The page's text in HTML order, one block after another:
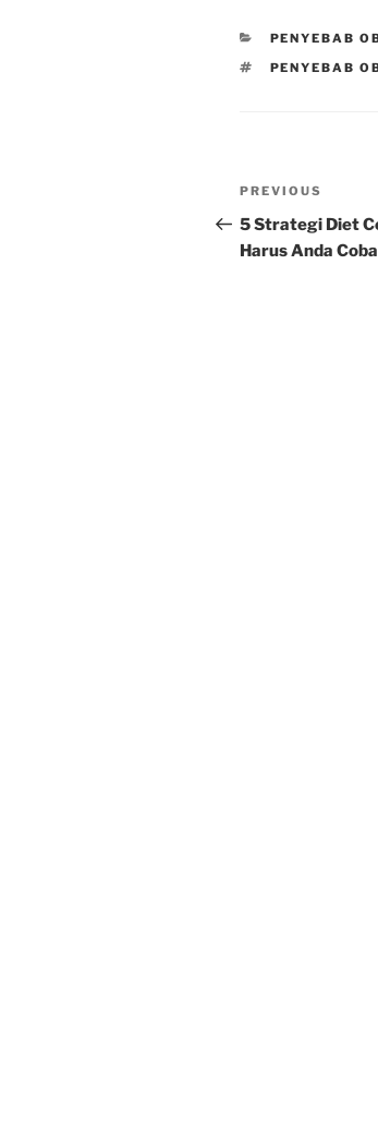
CATEGORIES
PENYEBAB
TAGS
PENYEBAB
Post
Previous
Post
PREVIOUS
5 Strategi Diet
Harus Anda Coba